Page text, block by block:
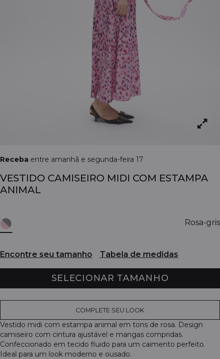
Receba entre amanhã e segunda-feira 17
VESTIDO CAMISEIRO MIDI COM ESTAMPA
ANIMAL
Rosa-gris
Encontre seu tamanho Tabela de medidas
SELECIONAR TAMANHO
COMPLETE SEU LOOK
Vestido midi com estampa animal em tons de rosa. Design
camiseiro com cintura ajustável e mangas compridas.
Confeccionado em tecido fluido para um caimento perfeito.
Ideal para um look moderno e ousado.